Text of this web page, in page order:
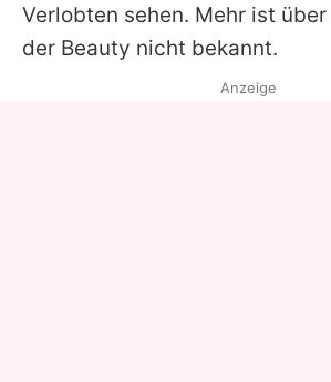
Verlobten sehen. Mehr ist
der Beauty nicht bekannt.
Anzeige